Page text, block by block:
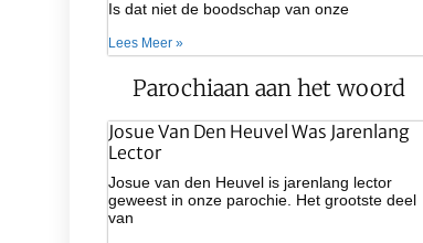
Is dat niet de boodschap van onze
Lees Meer »
Parochiaan aan het woord
Josue Van Den Heuvel Was Jarenlang
Lector
Josue van den Heuvel is jarenlang lector
geweest in onze parochie. Het grootste deel
van